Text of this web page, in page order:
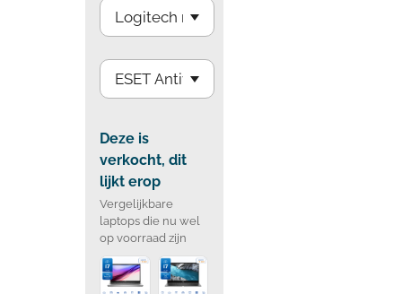
Deze is
verkocht, dit
lijkt erop
Vergelijkbare
laptops die nu wel
op voorraad zijn